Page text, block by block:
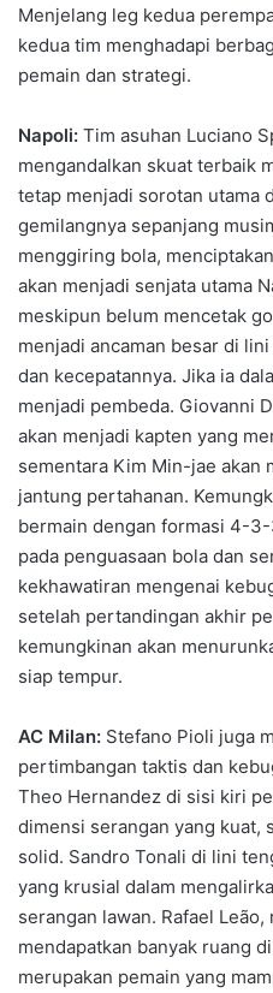
Menjelang leg kedua
kedua tim menghadapi
pemain dan strategi.
Napoli: Tim asuhan Luciano
mengandalkan skuat terbaik
tetap menjadi sorotan utama
gemilangnya sepanjang
menggiring bola,
akan menjadi senjata utama
meskipun belum mencetak
menjadi ancaman besar di
dan kecepatannya. Jika ia
menjadi pembeda. Giovanni
akan menjadi kapten yang
sementara Kim Min-jae akan
jantung pertahanan.
bermain dengan formasi 4-
pada penguasaan bola dan
kekhawatiran mengenai
setelah pertandingan akhir
kemungkinan akan
siap tempur.
AC Milan: Stefano Pioli juga
pertimbangan taktis dan
Theo Hernandez di sisi kiri
dimensi serangan yang kuat,
solid. Sandro Tonali di lini
yang krusial dalam
serangan lawan. Rafael
mendapatkan banyak ruang
merupakan pemain yang